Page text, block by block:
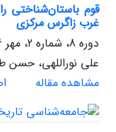
قوم باستان‌شناختی
غرب زاگرس مرکزی
دوره 8، شماره 2، مهر 1396، صفحه
علی نوراللهی، حسن
مشاهده مقاله